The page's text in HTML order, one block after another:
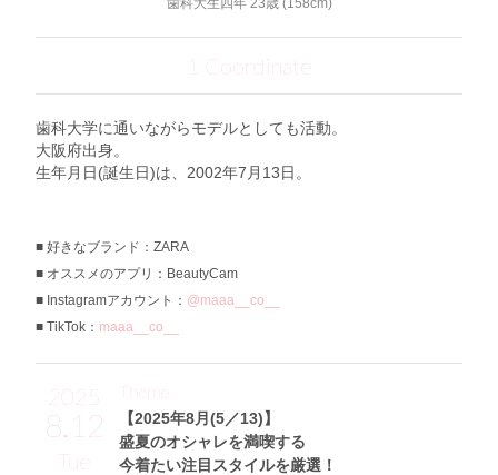
歯科大生四年 23歳 (158cm)
1 Coordinate
歯科大学に通いながらモデルとしても活動。
大阪府出身。
生年月日(誕生日)は、2002年7月13日。
好きなブランド：ZARA
オススメのアプリ：BeautyCam
Instagramアカウント： @maaa__co__
TikTok： maaa__co__
2025
8.12
Tue
【2025年8月(5／13)】
盛夏のオシャレを満喫する
今着たい注目スタイルを厳選！
Theme